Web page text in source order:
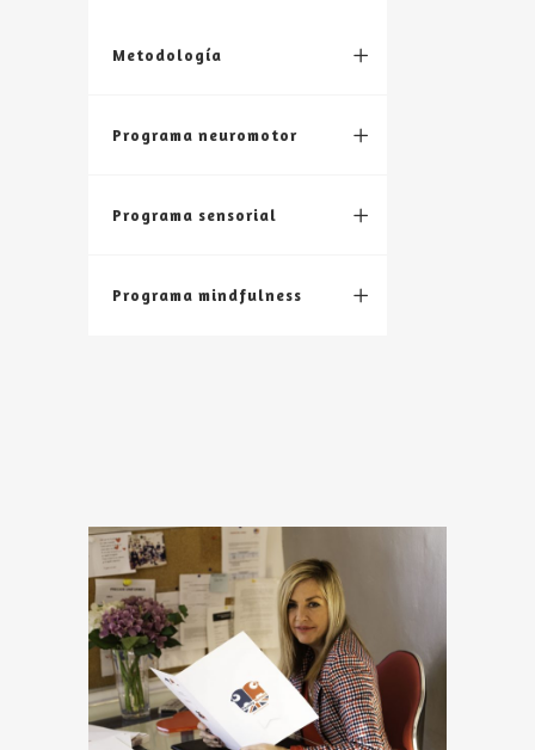
Metodología
Programa neuromotor
Programa sensorial
Programa mindfulness